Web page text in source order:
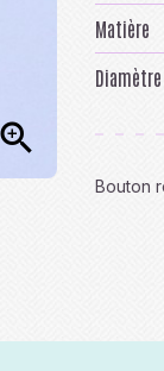

Matière
Diamètre
Bouton